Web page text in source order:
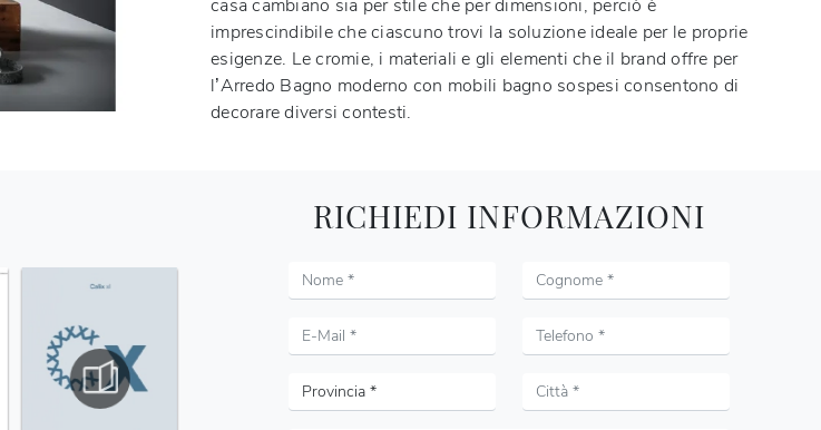
casa cambiano sia per stile che per dimensioni, perciò è
imprescindibile che ciascuno trovi la soluzione ideale per le proprie
esigenze. Le cromie, i materiali e gli elementi che il brand offre per
l’Arredo Bagno moderno con mobili bagno sospesi consentono di
decorare diversi contesti.
RICHIEDI INFORMAZIONI